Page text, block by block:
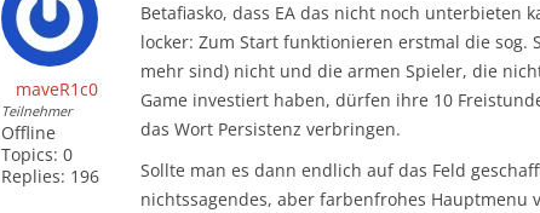
maveR1c0
Teilnehmer
Offline
Topics: 0
Replies: 196
Betafiasko, dass EA das nicht noch unterbieten
locker: Zum Start funktionieren erstmal die sog.
mehr sind) nicht und die armen Spieler, die
Game investiert haben, dürfen ihre 10
das Wort Persistenz verbringen.
Sollte man es dann endlich auf das Feld
nichtssagendes, aber farbenfrohes Hauptmenu